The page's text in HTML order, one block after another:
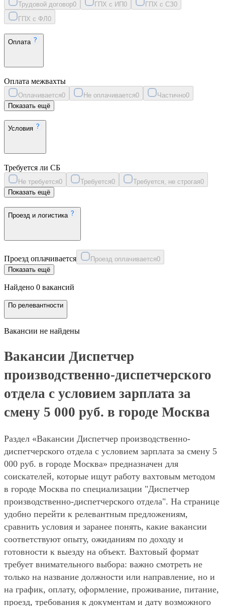
Трудовой договор0 ГПХ с ИП0 ГПХ с СЗ0
ГПХ с ФЛ 0
Оплата
Оплата межвахты
Оплачивается0 Не оплачивается0 Частично0
Показать ещё
Условия
Требуется ли СБ
Не требуется0 Требуется0 Требуется, не строгая0
Показать ещё
Проезд и логистика
Проезд оплачивается Проезд оплачивается0
Показать ещё
Найдено 0 вакансий
По релевантности
Вакансии не найдены
Вакансии Диспетчер
производственно-диспетчерского
отдела с условием зарплата за
смену 5 000 руб. в городе Москва
Раздел «Вакансии Диспетчер производственно-
диспетчерского отдела с условием зарплата за смену 5
000 руб. в городе Москва» предназначен для
соискателей, которые ищут работу вахтовым методом
в городе Москва по специализации "Диспетчер
производственно-диспетчерского отдела". На странице
удобно перейти к релевантным предложениям,
сравнить условия и заранее понять, какие вакансии
соответствуют опыту, ожиданиям по доходу и
готовности к выезду на объект. Вахтовый формат
требует внимательного выбора: важно смотреть не
только на название должности или направление, но и
на график, оплату, оформление, проживание, питание,
проезд, требования к документам и дату возможного